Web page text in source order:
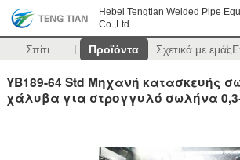
Hebei Tengtian Welded Pipe
Co.,Ltd.
Σπίτι Προϊόντα Σχετικά με εμάς
YB189-64 Std Μηχανή κατασκευής
χάλυβα για στρογγυλό σωλήνα